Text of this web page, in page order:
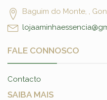
Baguim do Monte, ,
FALE CONNOSCO
Contacto
SAIBA MAIS